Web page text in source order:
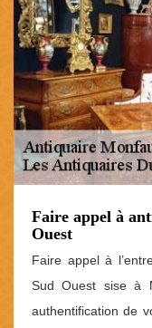
Faire appel à
Ouest
Faire appel à
Sud Ouest sise à
authentification de